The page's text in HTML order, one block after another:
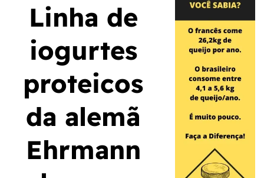
Linha de
iogurtes
proteicos
da alemã
Ehrmann